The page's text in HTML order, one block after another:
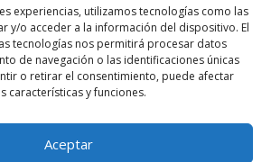
experiencias, utilizamos tecnologías como las
y/o acceder a la información del dispositivo. El
tecnologías nos permitirá procesar datos
de navegación o las identificaciones únicas
o retirar el consentimiento, puede afectar
características y funciones.
Aceptar
Agentes de Hacienda Pública-Oposiciones
-Oposiciones Tramitación procesal y
Auxiliar de Servicios-Oposiciones Cuerpo
del Estado – Acceso Libre- Oposiciones Cuerpo
del Estado (Ingreso libre)